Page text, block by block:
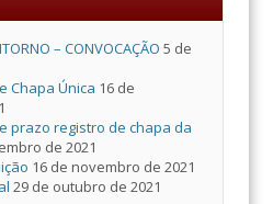
– CONVOCAÇÃO 5 de
Chapa Única 16 de
prazo registro de chapa da
de 2021
16 de novembro de 2021
29 de outubro de 2021